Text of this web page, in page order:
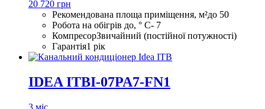
20 720 грн
Рекомендована площа приміщення, м²до 50
Робота на обігрів до, ° С- 7
КомпресорЗвичайний (постійної потужності)
Гарантія1 рік
IDEA ITBI-07PA7-FN1
3 міс